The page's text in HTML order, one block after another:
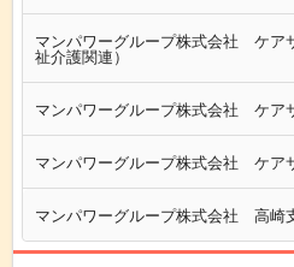
マンパワーグループ株式会社 ケ
祉介護関連）
マンパワーグループ株式会社 ケア
マンパワーグループ株式会社 ケア
マンパワーグループ株式会社 高崎